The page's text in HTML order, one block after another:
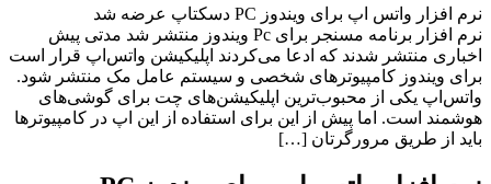
نرم افزار واتس اپ برای ویندوز PC دسکتاپ عرضه شد
نرم افزار برنامه مسنجر برای Pc ویندوز منتشر شد مدتی پیش
اخباری منتشر شدند که ادعا می‌کردند اپلیکیشن واتس‌اپ قرار است
برای ویندوز کامپیوترهای شخصی و سیستم عامل مک منتشر شود.
واتس‌اپ یکی از محبوب‌ترین اپلیکیشن‌های چت برای گوشی‌های
هوشمند است. اما پیش از این برای استفاده از این اپ در کامپیوترها
باید از طریق مرورگرتان […]